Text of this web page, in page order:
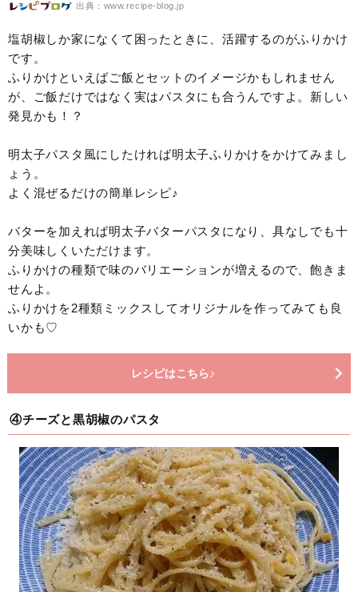
出典：www.recipe-blog.jp
塩胡椒しか家になくて困ったときに、活躍するのがふりかけ
です。
ふりかけといえばご飯とセットのイメージかもしれません
が、ご飯だけではなく実はパスタにも合うんですよ。新しい
発見かも！？
明太子パスタ風にしたければ明太子ふりかけをかけてみまし
ょう。
よく混ぜるだけの簡単レシピ♪
バターを加えれば明太子バターパスタになり、具なしでも十
分美味しくいただけます。
ふりかけの種類で味のバリエーションが増えるので、飽きま
せんよ。
ふりかけを2種類ミックスしてオリジナルを作ってみても良
いかも♡
レシピはこちら♪
④チーズと黒胡椒のパスタ